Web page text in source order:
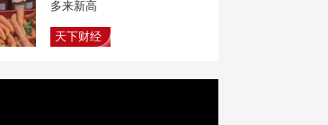
多来新高
天下财经